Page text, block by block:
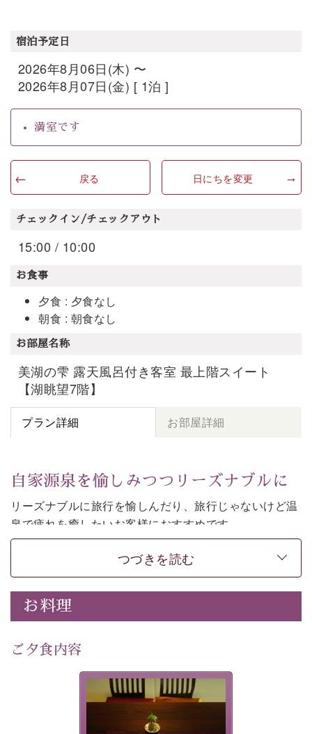
宿泊予定日
2026年8月06日(木) 〜
2026年8月07日(金) [ 1泊 ]
満室です
戻る 日にちを変更
チェックイン/チェックアウト
15:00 / 10:00
お食事
夕食 : 夕食なし
朝食 : 朝食なし
お部屋名称
美湖の雫 露天風呂付き客室 最上階スイート
【湖眺望7階】
プラン詳細 お部屋詳細
自家源泉を愉しみつつリーズナブルに
リーズナブルに旅行を愉しんだり、旅行じゃないけど温
泉で疲れを癒したいお客様におすすめです。
和モダンの落ち着くお部屋でお休みください。
-----------【安心への取り組み】----------
個室料亭、貸切風呂のご利用が可能な上、 安心安全にご
徹底した衛生管理を行っております。
-------------------------------------------------
・諏訪大社4社を巡る無料参拝バス（事前予約制）
つづきを読む
お料理
ご夕食内容
夕食なしご夕食を追加される
場合は、二食付きのプランを
お選びくださいませ。